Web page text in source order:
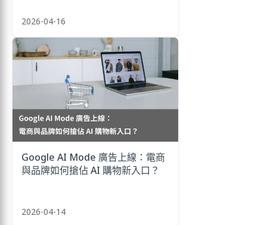
2026-04-16
Google AI Mode 廣告上線：電商
與品牌如何搶佔 AI 購物新入口？
2026-04-14